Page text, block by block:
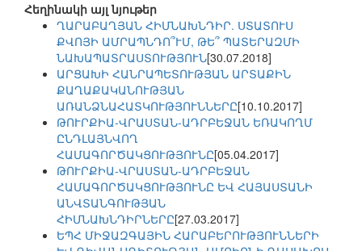
Հեղինակի այլ նյութեր
ՂԱՐԱԲԱՂՅԱՆ ՀԻՄՆԱԽՆԴԻՐ. ՍՏԱՏՈՒՍ
ՔՎՈՅԻ ԱՄՐԱՊՆԴՈ՞ՒՄ, ԹԵ՞ ՊԱՏԵՐԱԶՄԻ
ՆԱԽԱՊԱՏՐԱՍՏՈՒԹՅՈՒՆ[30.07.2018]
ԱՐՑԱԽԻ ՀԱՆՐԱՊԵՏՈՒԹՅԱՆ ԱՐՏԱՔԻՆ
ՔԱՂԱՔԱԿԱՆՈՒԹՅԱՆ
ԱՌԱՆՁՆԱՀԱՏԿՈՒԹՅՈՒՆՆԵՐԸ[10.10.2017]
ԹՈՒՐՔԻԱ-ՎՐԱՍՏԱՆ-ԱԴՐԲԵՋԱՆ ԵՌԱԿՈՂՄ
ԸՆԴԼԱՅՆՎՈՂ
ՀԱՄԱԳՈՐԾԱԿՑՈՒԹՅՈՒՆԸ[05.04.2017]
ԹՈՒՐՔԻԱ-ՎՐԱՍՏԱՆ-ԱԴՐԲԵՋԱՆ
ՀԱՄԱԳՈՐԾԱԿՑՈՒԹՅՈՒՆԸ ԵՎ ՀԱՅԱՍՏԱՆԻ
ԱՆՎՏԱՆԳՈՒԹՅԱՆ
ՀԻՄՆԱԽՆԴԻՐՆԵՐԸ[27.03.2017]
ԵՊՀ ՄԻՋԱԶԳԱՅԻՆ ՀԱՐԱԲԵՐՈՒԹՅՈՒՆՆԵՐԻ